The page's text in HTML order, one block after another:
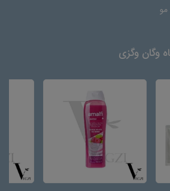
وگان وگزی